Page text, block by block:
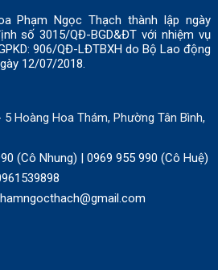
Phạm Ngọc Thạch thành lập ngày
số 3015/QĐ-BGD&ĐT với nhiệm vụ
906/QĐ-LĐTBXH do Bộ Lao động
12/07/2018.
5 Hoàng Hoa Thám, Phường Tân Bình,
(Cô Nhung) | 0969 955 990 (Cô Huệ)